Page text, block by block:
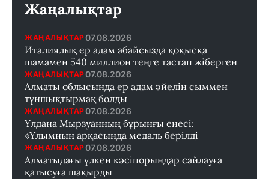
Жаңалықтар
ЖАҢАЛЫҚТАР 07.08.2026
Италиялық ер адам абайсызда қоқысқа
шамамен 540 миллион теңге тастап жіберген
ЖАҢАЛЫҚТАР 07.08.2026
Алматы облысында ер адам әйелін сыммен
тұншықтырмақ болды
ЖАҢАЛЫҚТАР 07.08.2026
Ұлдана Мырзуанның бұрынғы енесі:
«Ұлымның арқасында медаль берілді
ЖАҢАЛЫҚТАР 07.08.2026
Алматыдағы үлкен кәсіпорындар сайлауға
қатысуға шақырды